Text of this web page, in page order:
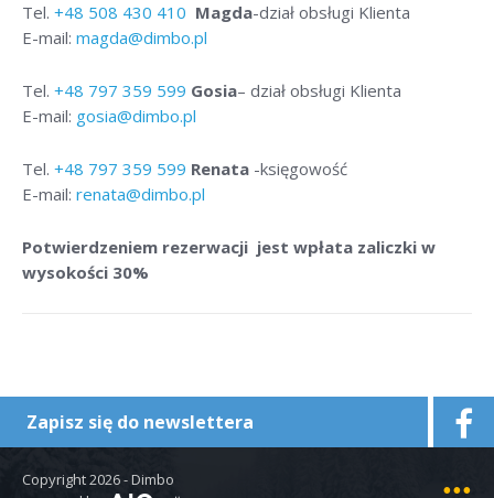
Tel. +48 508 430 410 Magda-dział obsługi Klienta
E-mail: magda@dimbo.pl
Tel. +48 797 359 599 Gosia– dział obsługi Klienta
E-mail: gosia@dimbo.pl
Tel. +48 797 359 599 Renata -księgowość
E-mail: renata@dimbo.pl
Potwierdzeniem rezerwacji jest wpłata zaliczki w
wysokości 30%
Zapisz się do newslettera
Copyright 2026 - Dimbo